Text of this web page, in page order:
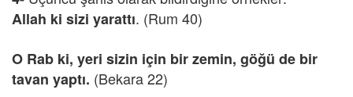
Allah ki sizi yarattı. (Rum 40)
O Rab ki, yeri sizin için bir zemin, göğü de bir
tavan yaptı. (Bekara 22)